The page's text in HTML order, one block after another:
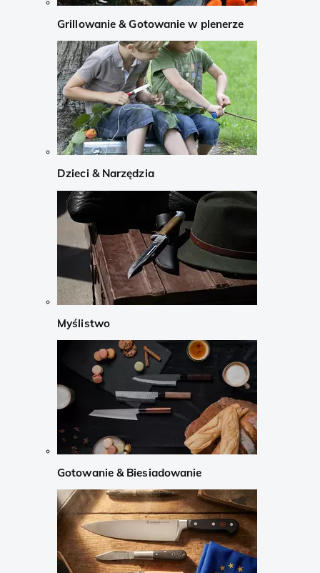
Grillowanie & Gotowanie w plenerze
Dzieci & Narzędzia
Myślistwo
Gotowanie & Biesiadowanie